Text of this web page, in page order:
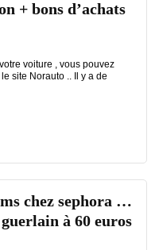
+ bons d’achats
voiture , vous pouvez
site Norauto .. Il y a de
chez sephora …
à 60 euros